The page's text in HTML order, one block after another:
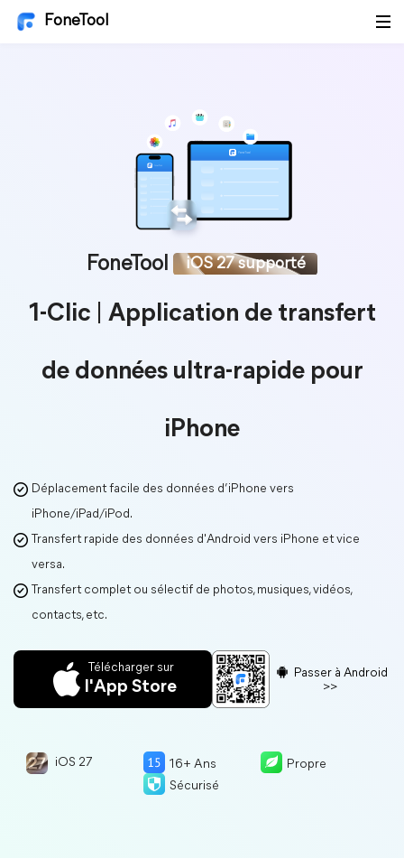
FoneTool
FoneTool iOS 27 supporté
1-Clic | Application de transfert
de données ultra-rapide pour
iPhone
Déplacement facile des données d’iPhone vers
iPhone/iPad/iPod.
Transfert rapide des données d'Android vers iPhone et vice
versa.
Transfert complet ou sélectif de photos, musiques, vidéos,
contacts, etc.
Télécharger sur
l'App Store
Passer à Android
>>
iOS 27 16+ Ans
Propre
Sécurisé